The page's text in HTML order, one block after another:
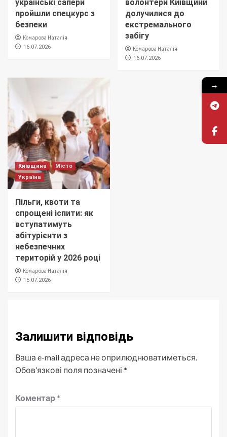
українські сапери
пройшли спецкурс з
безпеки
Комарова Наталія
16.07.2026
волонтери Київщини
долучилися до
екстремального
забігу
Комарова Наталія
16.07.2026
Київщина
Місто
Україна
Пільги, квоти та
спрощені іспити: як
вступатимуть
абітурієнти з
небезпечних
територій у 2026 році
Комарова Наталія
15.07.2026
Залишити відповідь
Ваша e-mail адреса не оприлюднюватиметься.
Обов’язкові поля позначені *
Коментар *
→